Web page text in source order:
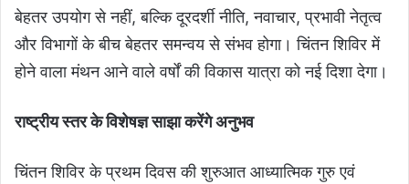
बेहतर उपयोग से नहीं, बल्कि दूरदर्शी नीति, नवाचार, प्रभावी नेतृत्व
और विभागों के बीच बेहतर समन्वय से संभव होगा। चिंतन शिविर में
होने वाला मंथन आने वाले वर्षों की विकास यात्रा को नई दिशा देगा।
राष्ट्रीय स्तर के विशेषज्ञ साझा करेंगे अनुभव
चिंतन शिविर के प्रथम दिवस की शुरुआत आध्यात्मिक गुरु एवं